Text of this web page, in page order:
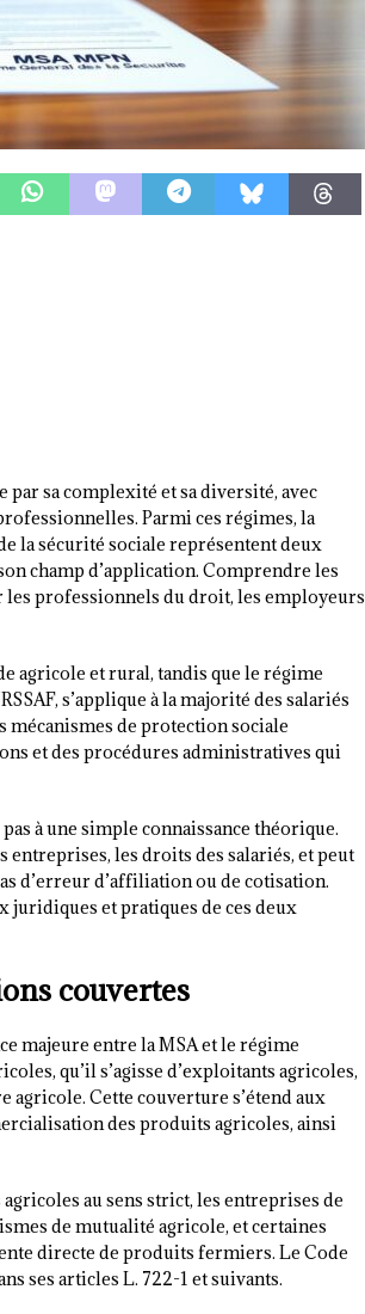
sa complexité et sa diversité, avec
Parmi ces régimes, la
la sécurité sociale représentent deux
champ d’application. Comprendre les
les professionnels du droit, les employeurs
agricole et rural, tandis que le régime
s’applique à la majorité des salariés
de protection sociale
et des procédures administratives qui
à une simple connaissance théorique.
les droits des salariés, et peut
d’erreur d’affiliation ou de cotisation.
juridiques et pratiques de ces deux
couvertes
majeure entre la MSA et le régime
qu’il s’agisse d’exploitants agricoles,
agricole. Cette couverture s’étend aux
des produits agricoles, ainsi
au sens strict, les entreprises de
de mutualité agricole, et certaines
directe de produits fermiers. Le Code
ses articles L. 722-1 et suivants.